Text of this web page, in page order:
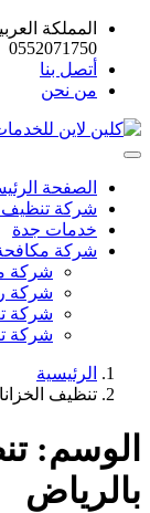
المملكة
0552071750
أتصل بنا
من نحن
الصفحة
شركة تنظيف
خدمات جدة
شركة
شركة
شركة
شركة
شركة
الرئيسية
تنظيف
الوسم:
بالرياض